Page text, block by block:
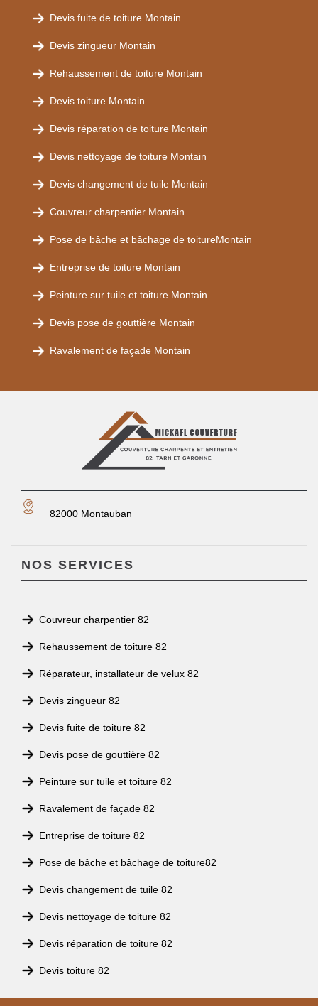
Devis fuite de toiture Montain
Devis zingueur Montain
Rehaussement de toiture Montain
Devis toiture Montain
Devis réparation de toiture Montain
Devis nettoyage de toiture Montain
Devis changement de tuile Montain
Couvreur charpentier Montain
Pose de bâche et bâchage de toitureMontain
Entreprise de toiture Montain
Peinture sur tuile et toiture Montain
Devis pose de gouttière Montain
Ravalement de façade Montain
82000 Montauban
NOS SERVICES
Couvreur charpentier 82
Rehaussement de toiture 82
Réparateur, installateur de velux 82
Devis zingueur 82
Devis fuite de toiture 82
Devis pose de gouttière 82
Peinture sur tuile et toiture 82
Ravalement de façade 82
Entreprise de toiture 82
Pose de bâche et bâchage de toiture82
Devis changement de tuile 82
Devis nettoyage de toiture 82
Devis réparation de toiture 82
Devis toiture 82